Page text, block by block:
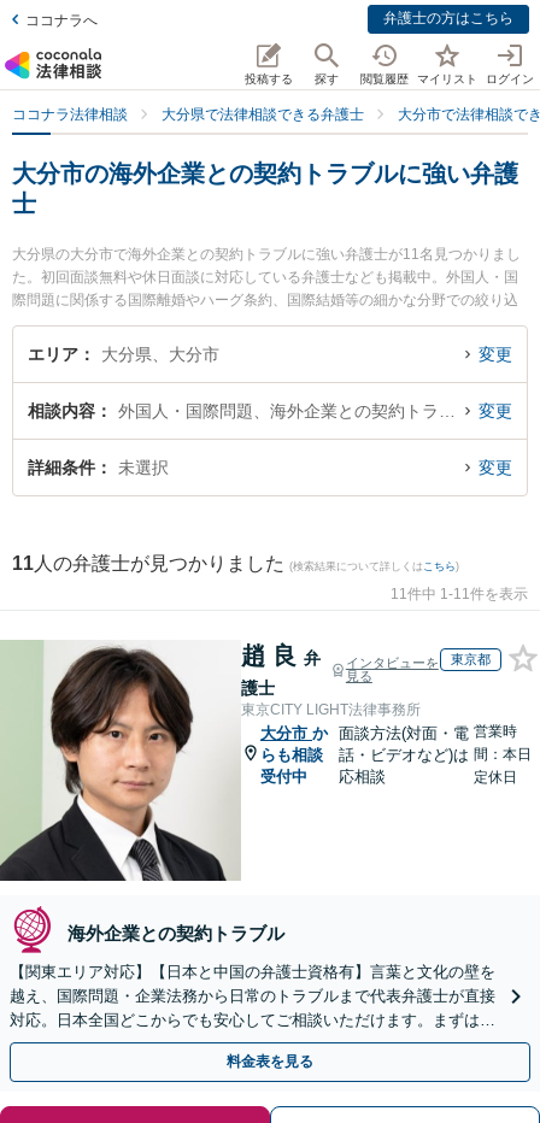
ココナラへ 弁護士の方はこちら
投稿する 探す 閲覧履歴 マイリスト ログイン
ココナラ法律相談 大分県で法律相談できる弁護士 大分市で法律相談で
大分市の海外企業との契約トラブルに強い弁護
士
大分県の大分市で海外企業との契約トラブルに強い弁護士が11名見つかりまし
た。初回面談無料や休日面談に対応している弁護士なども掲載中。外国人・国
際問題に関係する国際離婚やハーグ条約、国際結婚等の細かな分野での絞り込
み検索もでき便利です。特に大分フラワー法律事務所の巨瀬 慧人弁護士や麻生
法律事務所の麻生 昭一弁護士、ベリーベスト法律事務所 大分オフィスの飯野
ぐに弁護士に相談したい』『海外企業との契約トラブルのトラブル解決の実績
豊富な近くの弁護士を検索したい』『初回相談無料で海外企業との契約トラブ
ルを法律相談できる大分市内の弁護士に相談予約したい』などでお困りの相談
エリア 大分県、大分市 変更
相談内容 変更
詳細条件 未選択 変更
11 人の弁護士が見つかりました (検索結果について詳しくは こちら)
11件中 1-11件を表示
趙 良 弁
護士
インタビューを
見る
東京都
東京CITY LIGHT法律事務所
大分市 か
らも相談
受付中
面談方法(対面・電
話・ビデオなど)は
応相談
営業時
間：本日
定休日
海外企業との契約トラブル
【関東エリア対応】【日本と中国の弁護士資格有】言葉と文化の壁を
越え、国際問題・企業法務から日常のトラブルまで代表弁護士が直接
対応。日本全国どこからでも安心してご相談いただけます。まずは一
歩を踏み出してみませんか。【初回相談無料】
料金表を見る